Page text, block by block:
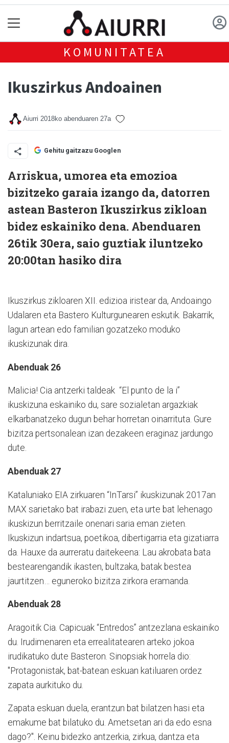
KOMUNITATEA
Ikuszirkus Andoainen
Aiurri 2018ko abenduaren 27a
Gehitu gaitzazu Googlen
Arriskua, umorea eta emozioa
bizitzeko garaia izango da, datorren
astean Basteron Ikuszirkus zikloan
bidez eskainiko dena. Abenduaren
26tik 30era, saio guztiak iluntzeko
20:00tan hasiko dira
Ikuszirkus zikloaren XII. edizioa iristear da, Andoaingo
Udalaren eta Bastero Kulturgunearen eskutik. Bakarrik,
lagun artean edo familian gozatzeko moduko
ikuskizunak dira.
Abenduak 26
Malicia! Cia antzerki taldeak “El punto de la i”
ikuskizuna eskainiko du, sare sozialetan argazkiak
elkarbanatzeko dugun behar horretan oinarrituta. Gure
bizitza pertsonalean izan dezakeen eraginaz jardungo
dute.
Abenduak 27
Kataluniako EIA zirkuaren “InTarsi” ikuskizunak 2017an
MAX sarietako bat irabazi zuen, eta urte bat lehenago
ikuskizun berritzaile onenari saria eman zieten.
Ikuskizun indartsua, poetikoa, dibertigarria eta gizatiarra
da. Hauxe da aurreratu daitekeena: Lau akrobata bata
bestearengandik ikasten, bultzaka, batak bestea
jaurtitzen… eguneroko bizitza zirkora eramanda.
Abenduak 28
Aragoitik Cia. Capicuak “Entredos” antzezlana eskainiko
du. Irudimenaren eta errealitatearen arteko jokoa
irudikatuko dute Basteron. Sinopsiak horrela dio:
"Protagonistak, bat-batean eskuan katiluaren ordez
zapata aurkituko du.
Zapata eskuan duela, erantzun bat bilatzen hasi eta
emakume bat bilatuko du. Ametsetan ari da edo esna
dago?". Keinu bidezko antzerkia, zirkua, dantza eta